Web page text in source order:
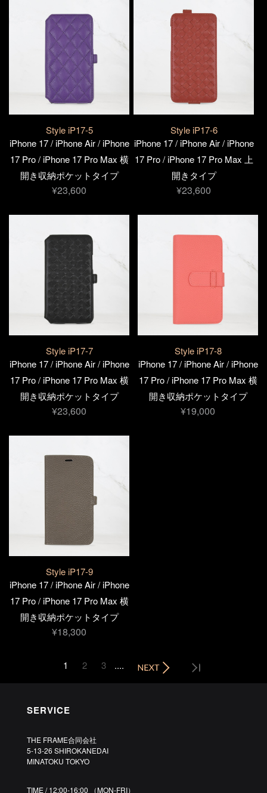
Style iP17-5
iPhone 17 / iPhone Air / iPhone
17 Pro / iPhone 17 Pro Max 横
開き収納ポケットタイプ
¥23,600
Style iP17-6
iPhone 17 / iPhone Air / iPhone
17 Pro / iPhone 17 Pro Max 上
開きタイプ
¥23,600
Style iP17-7
iPhone 17 / iPhone Air / iPhone
17 Pro / iPhone 17 Pro Max 横
開き収納ポケットタイプ
¥23,600
Style iP17-8
iPhone 17 / iPhone Air / iPhone
17 Pro / iPhone 17 Pro Max 横
開き収納ポケットタイプ
¥19,000
Style iP17-9
iPhone 17 / iPhone Air / iPhone
17 Pro / iPhone 17 Pro Max 横
開き収納ポケットタイプ
¥18,300
1 2 3 ....
SERVICE
THE FRAME合同会社
5-13-26 SHIROKANEDAI
MINATOKU TOKYO
TIME / 12:00-16:00 （MON-FRI）